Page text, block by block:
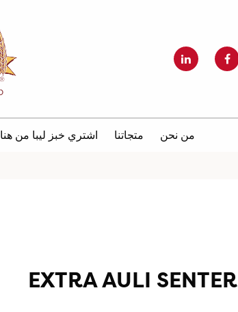
من نحن متجاتنا اشتري خبز ليبا من هنا
EXTRA AULI SENTER